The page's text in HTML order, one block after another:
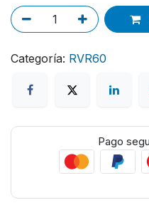
Categoría: RVR60
Pago